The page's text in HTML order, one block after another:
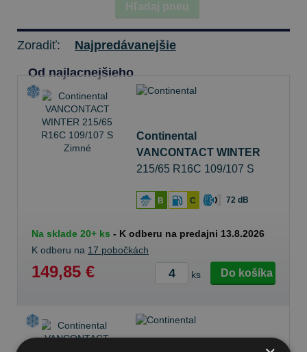
Hľadaj pneu
Zoradiť:
Najpredávanejšie
Od najlacnejšieho
Continental
VANCONTACT WINTER
215/65 R16C 109/107 S
B C 72 dB
Na sklade 20+ ks - K odberu na predajni 13.8.2026
K odberu na 17 pobočkách
149,85 € ks Do košíka